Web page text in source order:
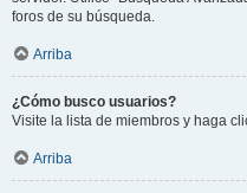
foros de su búsqueda.
Arriba
¿Cómo busco usuarios?
Visite la lista de miembros y haga
Arriba